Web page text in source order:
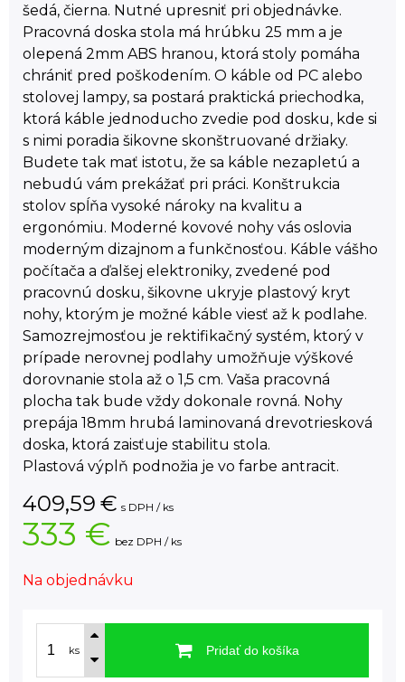
šedá, čierna. Nutné upresniť pri objednávke.
Pracovná doska stola má hrúbku 25 mm a je
olepená 2mm ABS hranou, ktorá stoly pomáha
chrániť pred poškodením. O káble od PC alebo
stolovej lampy, sa postará praktická priechodka,
ktorá káble jednoducho zvedie pod dosku, kde si
s nimi poradia šikovne skonštruované držiaky.
Budete tak mať istotu, že sa káble nezapletú a
nebudú vám prekážať pri práci. Konštrukcia
stolov spĺňa vysoké nároky na kvalitu a
ergonómiu. Moderné kovové nohy vás oslovia
moderným dizajnom a funkčnosťou. Káble vášho
počítača a ďalšej elektroniky, zvedené pod
pracovnú dosku, šikovne ukryje plastový kryt
nohy, ktorým je možné káble viesť až k podlahe.
Samozrejmosťou je rektifikačný systém, ktorý v
prípade nerovnej podlahy umožňuje výškové
dorovnanie stola až o 1,5 cm. Vaša pracovná
plocha tak bude vždy dokonale rovná. Nohy
prepája 18mm hrubá laminovaná drevotriesková
doska, ktorá zaisťuje stabilitu stola.
Plastová výplň podnožia je vo farbe antracit.
409,59 € s DPH / ks
333 € bez DPH / ks
Na objednávku
ks Pridať do košíka